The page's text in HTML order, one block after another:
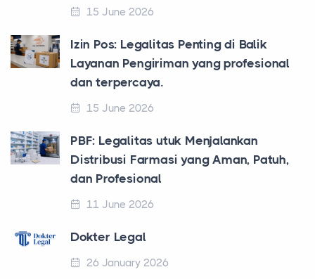
15 June 2026
Izin Pos: Legalitas Penting di Balik
Layanan Pengiriman yang profesional
dan terpercaya.
15 June 2026
PBF: Legalitas utuk Menjalankan
Distribusi Farmasi yang Aman, Patuh,
dan Profesional
11 June 2026
Dokter Legal
26 January 2026